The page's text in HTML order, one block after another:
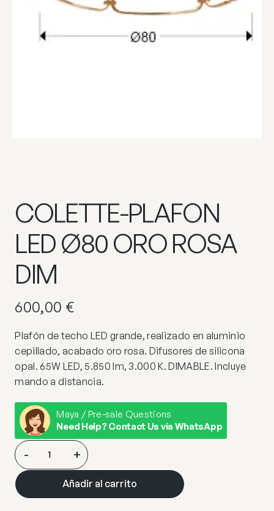
COLETTE-PLAFON
LED Ø80 ORO ROSA
DIM
600,00 €
Plafón de techo LED grande, realizado en aluminio
cepillado, acabado oro rosa. Difusores de silicona
opal. 65W LED, 5.850 lm, 3.000 K. DIMABLE. Incluye
mando a distancia.
Maya / Pre-sale Questions
Need Help? Contact Us via WhatsApp
COLETTE-
PLAFON
LED
Ø80
- +
Añadir al carrito